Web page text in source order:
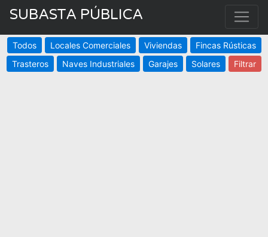
SUBASTA PÚBLICA
Todos Locales Comerciales Viviendas
Fincas Rústicas
Trasteros
Naves Industriales Garajes Solares Filtrar